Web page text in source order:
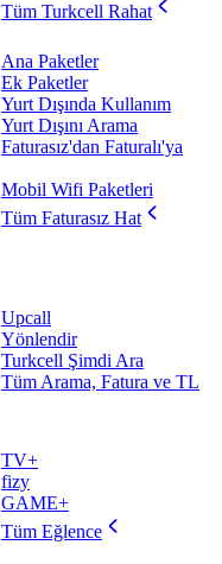
Tüm Turkcell Rahat
Ana Paketler
Ek Paketler
Yurt Dışında Kullanım
Yurt Dışını Arama
Faturasız'dan Faturalı'ya
Mobil Wifi Paketleri
Tüm Faturasız Hat
Upcall
Yönlendir
Turkcell Şimdi Ara
Tüm Arama, Fatura ve TL
TV+
fizy
GAME+
Tüm Eğlence